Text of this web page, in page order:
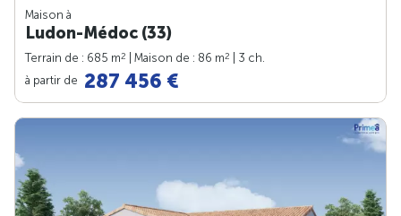
Maison à
Ludon-Médoc (33)
Terrain de : 685 m2 | Maison de : 86 m2
| 3 ch.
à partir de 287 456 €